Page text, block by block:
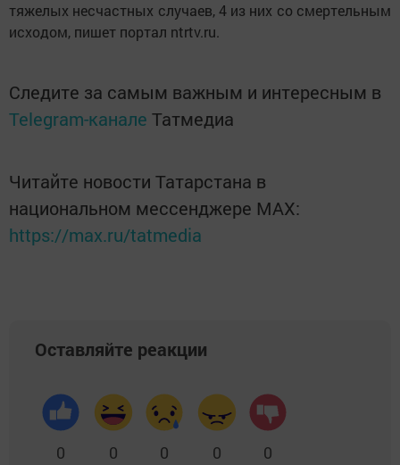
тяжелых несчастных случаев, 4 из них со смертельным
исходом, пишет портал ntrtv.ru.
Следите за самым важным и интересным в
Telegram-канале Татмедиа
Читайте новости Татарстана в
национальном мессенджере MАХ:
https://max.ru/tatmedia
Оставляйте реакции
0 0 0 0 0